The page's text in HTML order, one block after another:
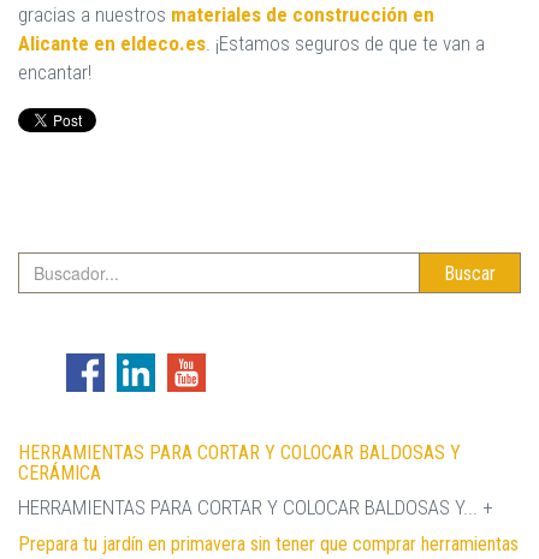
gracias a nuestros materiales de construcción en
Alicante en eldeco.es . ¡Estamos seguros de que te van a
encantar!
Buscar
HERRAMIENTAS PARA CORTAR Y COLOCAR BALDOSAS Y
CERÁMICA
HERRAMIENTAS PARA CORTAR Y COLOCAR BALDOSAS Y... +
Prepara tu jardín en primavera sin tener que comprar herramientas